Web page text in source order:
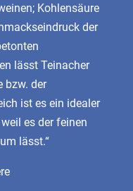
Kohlensäure
der
lässt Teinacher
bzw. der
ist es ein idealer
es der feinen
lässt.“